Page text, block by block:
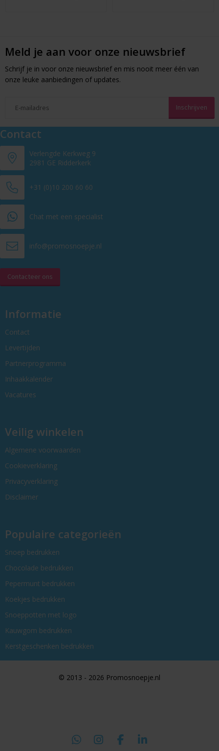
Meld je aan voor onze nieuwsbrief
Schrijf je in voor onze nieuwsbrief en mis nooit meer één van
onze leuke aanbiedingen of updates.
Contact
Verlengde Kerkweg 9
2981 GE Ridderkerk
+31 (0)10 200 60 60
Chat met een specialist
info@promosnoepje.nl
Contacteer ons
Informatie
Contact
Levertijden
Partnerprogramma
Inhaakkalender
Vacatures
Veilig winkelen
Algemene voorwaarden
Cookieverklaring
Privacyverklaring
Disclaimer
Populaire categorieën
Snoep bedrukken
Chocolade bedrukken
Pepermunt bedrukken
Koekjes bedrukken
Snoeppotten met logo
Kauwgom bedrukken
Kerstgeschenken bedrukken
© 2013 - 2026 Promosnoepje.nl